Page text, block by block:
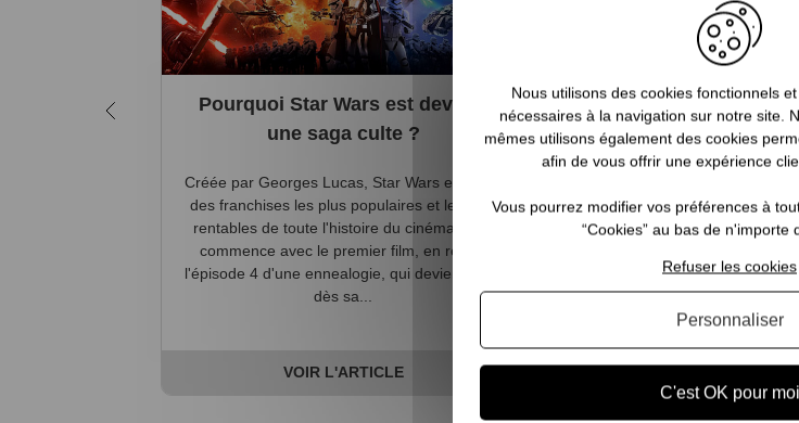
Pourquoi Star Wars est devenu
une saga culte ?
Créée par Georges Lucas, Star Wars est l'une
des franchises les plus populaires et les plus
rentables de toute l'histoire du cinéma. Tout
commence avec le premier film, en réalité
l'épisode 4 d'une ennealogie, qui devient culte
dès sa...
VOIR L'ARTICLE
Quelles sont les
incontournables à
à l’un de vos amis passionné par
Vous êtes au bon endroit ! Notre
amateurs de Pop culture : que
Nous utilisons des cookies fonctionnels
nécessaires à la navigation sur notre site.
mêmes utilisons également des cookies
afin de vous offrir une expérience
Vous pourrez modifier vos préférences à
“Cookies” au bas de n'importe
C'est OK pour moi
Refuser les cookies
Personnaliser